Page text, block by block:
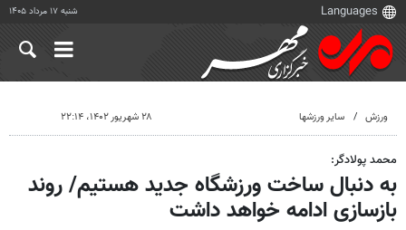
شنبه ۱۷ مرداد ۱۴۰۵
ورزش سایر ورزشها ۲۸ شهریور ۱۴۰۲، ۲۲:۱۴
محمد پولادگر:
به دنبال ساخت ورزشگاه جدید هستیم/ روند
بازسازی ادامه خواهد داشت